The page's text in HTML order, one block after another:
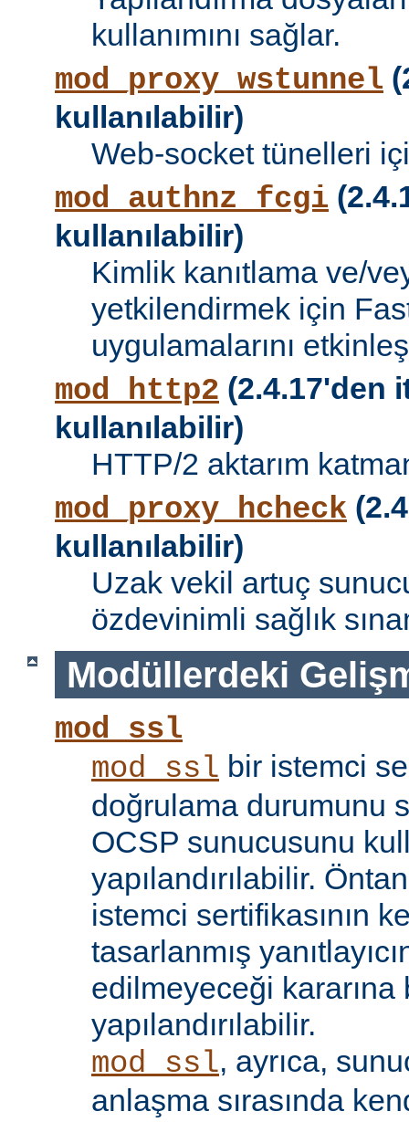
kullanımını sağlar.
mod_proxy_wstunnel
kullanılabilir)
Web-socket tünelleri
mod_authnz_fcgi
kullanılabilir)
Kimlik kanıtlama ve/
yetkilendirmek için
uygulamalarını
mod_http2 (2.4.17'den
kullanılabilir)
HTTP/2 aktarım
mod_proxy_hcheck
kullanılabilir)
Uzak vekil artuç
özdevinimli sağlık
Modüllerdeki
mod_ssl
mod_ssl bir istemci
doğrulama durumunu
OCSP sunucusunu
yapılandırılabilir.
istemci sertifikasının
tasarlanmış
edilmeyeceği kararına
yapılandırılabilir.
mod_ssl, ayrıca,
anlaşma sırasında